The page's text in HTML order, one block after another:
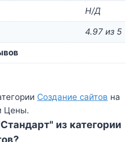
Н/Д
4.97 из 5
Создание сайтов на
Цены.
из категории